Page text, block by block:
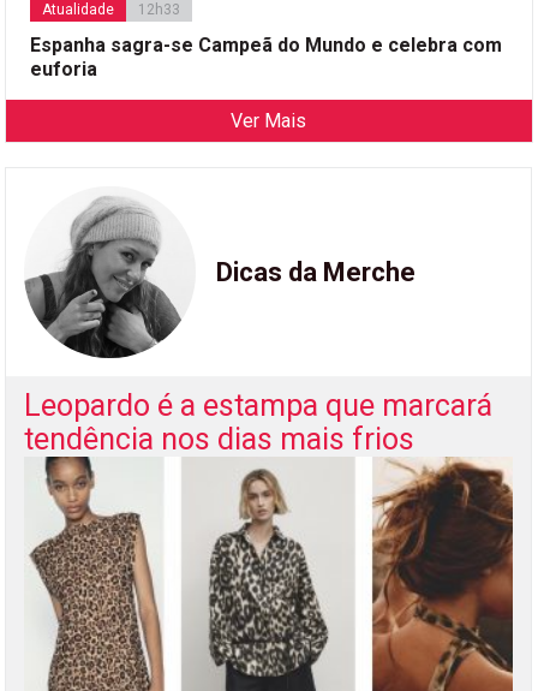
Atualidade 12h33
Espanha sagra-se Campeã do Mundo e celebra com
euforia
Ver Mais
Dicas da Merche
Leopardo é a estampa que marcará
tendência nos dias mais frios